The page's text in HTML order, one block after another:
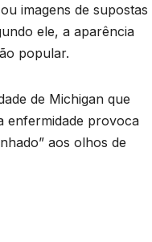
imagens de supostas
ele, a aparência
popular.
de Michigan que
enfermidade provoca
aos olhos de